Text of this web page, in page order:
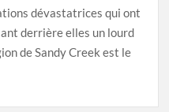
dévastatrices qui ont
derrière elles un lourd
de Sandy Creek est le